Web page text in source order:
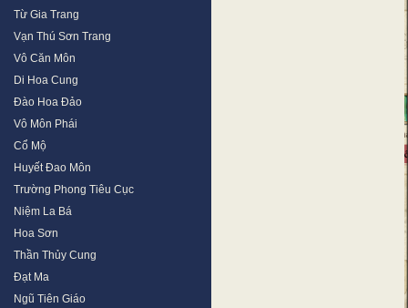
Từ Gia Trang
Vạn Thú Sơn Trang
Vô Căn Môn
Di Hoa Cung
Đào Hoa Đảo
Vô Môn Phái
Cổ Mộ
Huyết Đao Môn
Trường Phong Tiêu Cục
Niệm La Bá
Hoa Sơn
Thần Thủy Cung
Đạt Ma
Ngũ Tiên Giáo